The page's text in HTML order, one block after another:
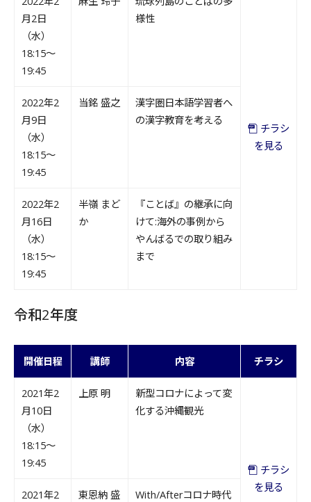
月2日
（水）
18:15～
19:45
様性
チラシ
を見る
2022年2
月9日
（水）
18:15～
19:45
当銘 盛之
漢字圏日本語学習者へ
の漢字教育を考える
2022年2
月16日
（水）
18:15～
19:45
半嶺 まど
か
『ことば』の継承に向
けて:海外の事例から
やんばるでの取り組み
まで
令和2年度
開催日程 講師 内容 チラシ
2021年2
月10日
（水）
18:15～
19:45
上原 明
新型コロナによって変
化する沖縄観光
チラシ
を見る
2021年2
東恩納 盛
With/Afterコロナ時代